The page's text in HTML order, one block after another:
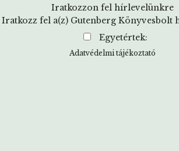
Iratkozzon fel hírlevelünkre
Iratkozz fel a(z) Gutenberg Könyvesbolt
Egyetértek:
Adatvédelmi tájékoztató